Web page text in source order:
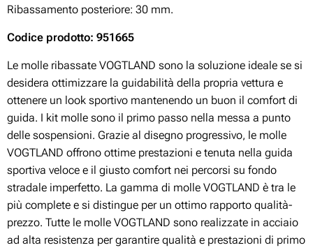
Ribassamento posteriore: 30 mm.
Codice prodotto: 951665
Le molle ribassate VOGTLAND sono la soluzione ideale se si
desidera ottimizzare la guidabilità della propria vettura e
ottenere un look sportivo mantenendo un buon il comfort di
guida. I kit molle sono il primo passo nella messa a punto
delle sospensioni. Grazie al disegno progressivo, le molle
VOGTLAND offrono ottime prestazioni e tenuta nella guida
sportiva veloce e il giusto comfort nei percorsi su fondo
stradale imperfetto. La gamma di molle VOGTLAND è tra le
più complete e si distingue per un ottimo rapporto qualità-
prezzo. Tutte le molle VOGTLAND sono realizzate in acciaio
ad alta resistenza per garantire qualità e prestazioni di primo